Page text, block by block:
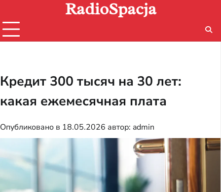
содержимому
RadioSpacja
Кредит 300 тысяч на 30 лет:
какая ежемесячная плата
Опубликовано в 18.05.2026 автор: admin